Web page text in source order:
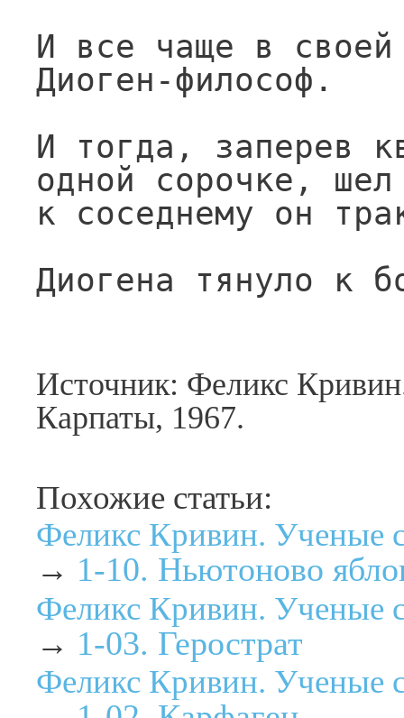
И все чаще в своей
Диоген-философ.
И тогда, заперев
одной сорочке, шел
к соседнему он
Диогена тянуло к
Источник: Феликс
Карпаты, 1967.
Похожие статьи:
Феликс Кривин. Ученые
→ 1-10. Ньютоново
Феликс Кривин. Ученые
→ 1-03. Герострат
Феликс Кривин. Ученые